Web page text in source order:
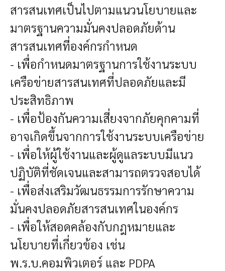
สารสนเทศเป็นไปตามแนวนโยบายและ
มาตรฐานความมั่นคงปลอดภัยด้าน
สารสนเทศที่องค์กรกำหนด
- เพื่อกำหนดมาตรฐานการใช้งานระบบ
เครือข่ายสารสนเทศที่ปลอดภัยและมี
ประสิทธิภาพ
- เพื่อป้องกันความเสี่ยงจากภัยคุกคามที่
อาจเกิดขึ้นจากการใช้งานระบบเครือข่าย
- เพื่อให้ผู้ใช้งานและผู้ดูแลระบบมีแนว
ปฏิบัติที่ชัดเจนและสามารถตรวจสอบได้
- เพื่อส่งเสริมวัฒนธรรมการรักษาความ
มั่นคงปลอดภัยสารสนเทศในองค์กร
- เพื่อให้สอดคล้องกับกฎหมายและ
นโยบายที่เกี่ยวข้อง เช่น
พ.ร.บ.คอมพิวเตอร์ และ PDPA